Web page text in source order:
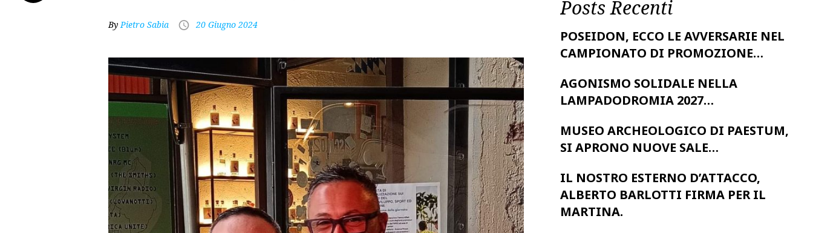
ByPietro Sabia 20 Giugno 2024
Posts Recenti
POSEIDON, ECCO LE AVVERSARIE NEL
CAMPIONATO DI PROMOZIONE…
AGONISMO SOLIDALE NELLA
LAMPADODROMIA 2027…
MUSEO ARCHEOLOGICO DI PAESTUM,
SI APRONO NUOVE SALE…
IL NOSTRO ESTERNO D’ATTACCO,
ALBERTO BARLOTTI FIRMA PER IL
MARTINA.